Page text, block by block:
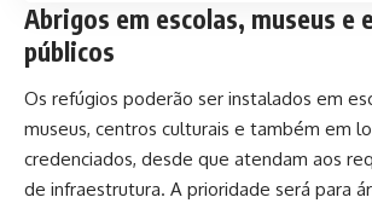
Abrigos em escolas, museus e
públicos
Os refúgios poderão ser instalados em
museus, centros culturais e também em
credenciados, desde que atendam aos
de infraestrutura. A prioridade será para